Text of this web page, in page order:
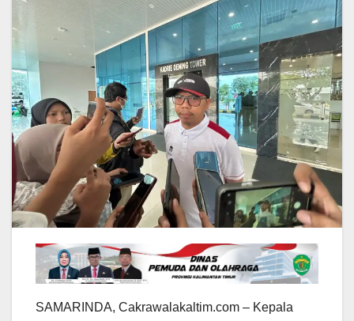
SAMARINDA, Cakrawalakaltim.com – Kepala